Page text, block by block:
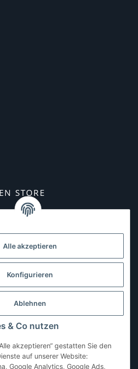
Alle akzeptieren
Konfigurieren
Ablehnen
& Co nutzen
akzeptieren“ gestatten Sie den
auf unserer Website:
Google Analytics, Google Ads,
STORE
Uhr
Uhr
Uhr
Uhr